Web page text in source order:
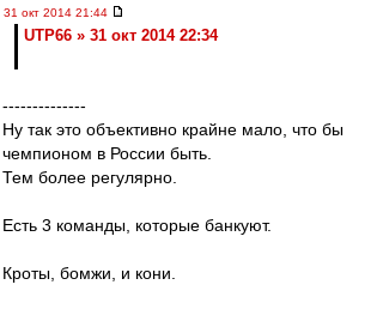
31 окт 2014 21:44
UTP66 » 31 окт 2014 22:34
--------------
Ну так это объективно крайне мало, что бы
чемпионом в России быть.
Тем более регулярно.
Есть 3 команды, которые банкуют.
Кроты, бомжи, и кони.